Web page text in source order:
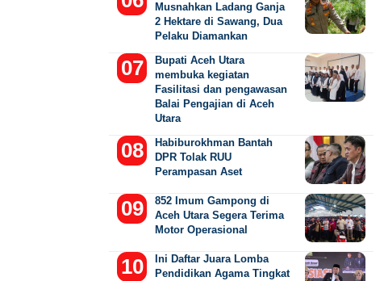
Musnahkan Ladang Ganja
2 Hektare di Sawang, Dua
Pelaku Diamankan
Bupati Aceh Utara
membuka kegiatan
Fasilitasi dan pengawasan
Balai Pengajian di Aceh
Utara
Habiburokhman Bantah
DPR Tolak RUU
Perampasan Aset
852 Imum Gampong di
Aceh Utara Segera Terima
Motor Operasional
Ini Daftar Juara Lomba
Pendidikan Agama Tingkat